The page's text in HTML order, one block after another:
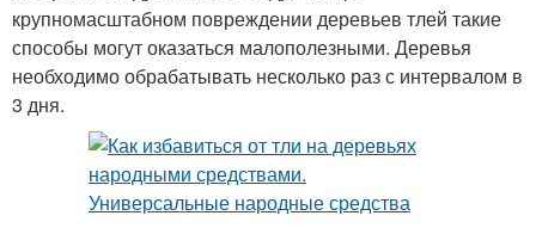
крупномасштабном повреждении деревьев тлей такие
способы могут оказаться малополезными. Деревья
необходимо обрабатывать несколько раз с интервалом в
3 дня.